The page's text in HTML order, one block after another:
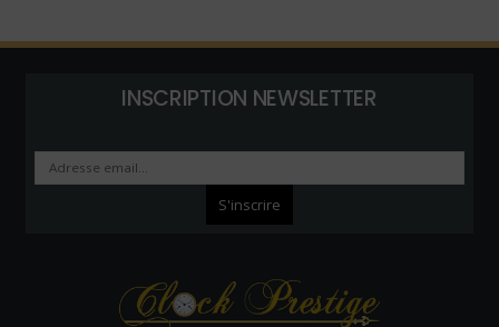
INSCRIPTION NEWSLETTER